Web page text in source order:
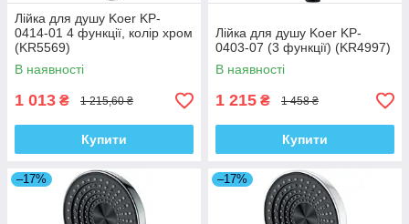
Лійка для душу Koer KP-
0414-01 4 функції, колір хром
(KR5569)
В наявності
1 013 ₴ 1 215,60 ₴
Купити
Лійка для душу Koer KP-
0403-07 (3 функції) (KR4997)
В наявності
1 215 ₴ 1 458 ₴
Купити
–17% –17%